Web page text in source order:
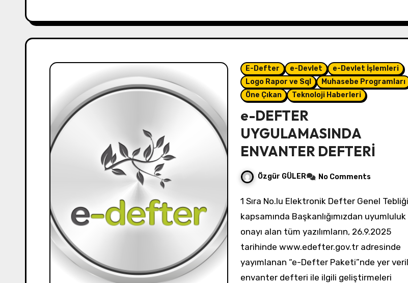
E-Defter e-Devlet
e-Devlet İşlemleri
Logo Rapor ve Sql
Muhasebe Programları
Öne Çıkan
Teknoloji Haberleri
e-DEFTER
UYGULAMASINDA
ENVANTER DEFTERİ
Özgür GÜLER No Comments
1 Sıra No.lu Elektronik Defter Genel Tebliği
kapsamında Başkanlığımızdan uyumluluk
onayı alan tüm yazılımların, 26.9.2025
tarihinde www.edefter.gov.tr adresinde
yayımlanan “e-Defter Paketi”nde yer
envanter defteri ile ilgili geliştirmeleri